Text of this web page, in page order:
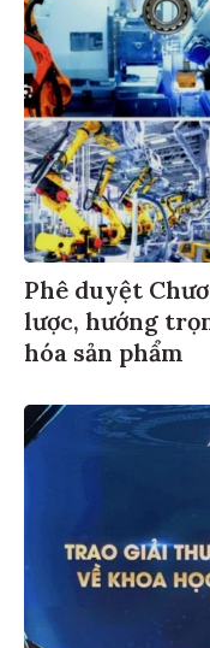
Phê duyệt
lược, hướng
hóa sản phẩm